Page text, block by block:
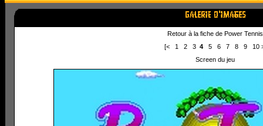
Retour à la fiche de Power Tennis
[<
1 2 34 5 6 7 8 9 10
Screen du jeu